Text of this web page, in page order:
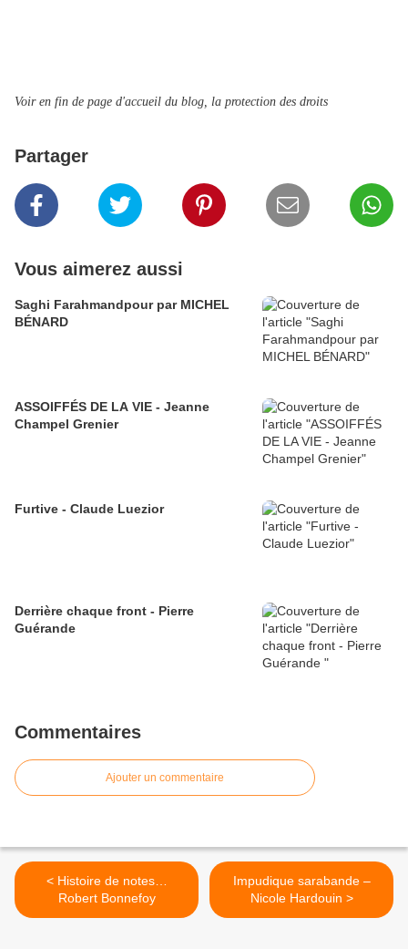
Voir en fin de page d'accueil du blog, la protection des droits
Partager
Vous aimerez aussi
Saghi Farahmandpour par MICHEL
BÉNARD
ASSOIFFÉS DE LA VIE - Jeanne
Champel Grenier
Furtive - Claude Luezior
Derrière chaque front - Pierre
Guérande
Commentaires
Ajouter un commentaire
< Histoire de notes…
Robert Bonnefoy
Impudique sarabande –
Nicole Hardouin >